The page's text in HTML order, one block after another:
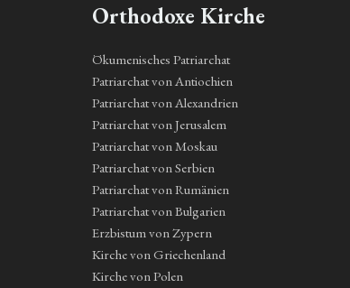
Orthodoxe Kirche
Ökumenisches Patriarchat
Patriarchat von Antiochien
Patriarchat von Alexandrien
Patriarchat von Jerusalem
Patriarchat von Moskau
Patriarchat von Serbien
Patriarchat von Rumänien
Patriarchat von Bulgarien
Erzbistum von Zypern
Kirche von Griechenland
Kirche von Polen